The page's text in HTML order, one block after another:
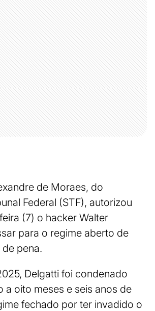
de Moraes, do
Federal (STF), autorizou
(7) o hacker Walter
para o regime aberto de
pena.
Delgatti foi condenado
a oito meses e seis anos de
fechado por ter invadido o